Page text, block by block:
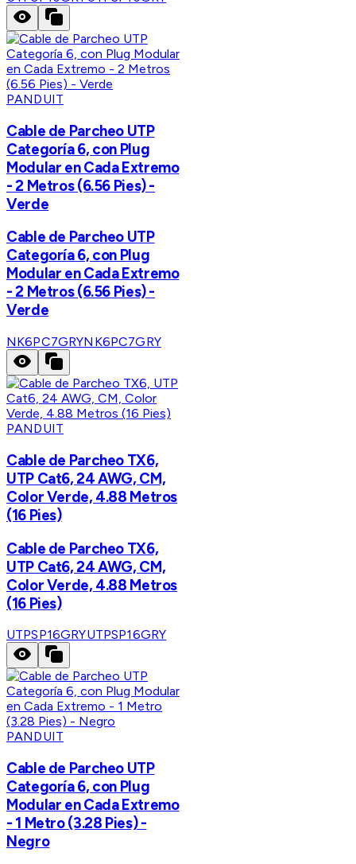
PANDUIT
Cable de Parcheo UTP
Categoría 6, con Plug
Modular en Cada Extremo
- 2 Metros (6.56 Pies) -
Verde
Cable de Parcheo UTP
Categoría 6, con Plug
Modular en Cada Extremo
- 2 Metros (6.56 Pies) -
Verde
NK6PC7GRYNK6PC7GRY
PANDUIT
Cable de Parcheo TX6,
UTP Cat6, 24 AWG, CM,
Color Verde, 4.88 Metros
(16 Pies)
Cable de Parcheo TX6,
UTP Cat6, 24 AWG, CM,
Color Verde, 4.88 Metros
(16 Pies)
UTPSP16GRYUTPSP16GRY
PANDUIT
Cable de Parcheo UTP
Categoría 6, con Plug
Modular en Cada Extremo
- 1 Metro (3.28 Pies) -
Negro